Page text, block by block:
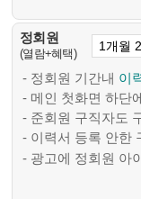
정회원
(열람+혜택)
- 정회원 기간내 이
- 메인 첫화면 하단
- 준회원 구직자도
- 이력서 등록 안한
- 광고에 정회원 아